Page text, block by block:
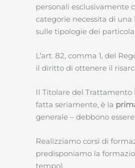
personali esclusivamente
categorie necessita di
sulle tipologie dei
L’art. 82, comma 1, del
il diritto di ottenere il
Il Titolare del Trattamento
fatta seriamente, è la
generale – debbono
Realizziamo corsi di
predisponiamo la
tempo).